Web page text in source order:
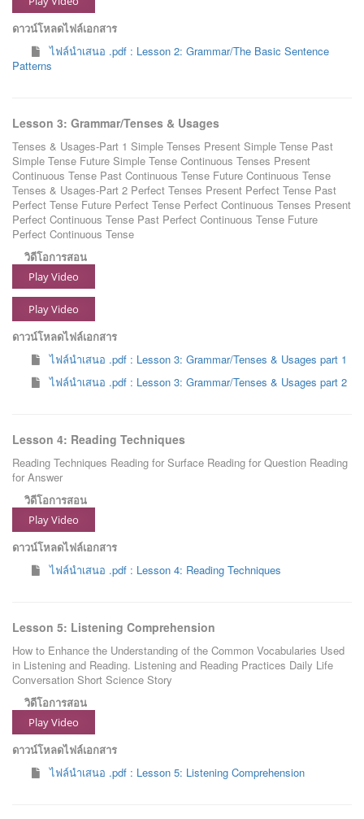
ดาวน์โหลดไฟล์เอกสาร
ไฟล์นำเสนอ .pdf : Lesson 2: Grammar/The Basic Sentence
Patterns
Lesson 3: Grammar/Tenses & Usages
Tenses & Usages-Part 1 Simple Tenses Present Simple Tense Past
Simple Tense Future Simple Tense Continuous Tenses Present
Continuous Tense Past Continuous Tense Future Continuous Tense
Tenses & Usages-Part 2 Perfect Tenses Present Perfect Tense Past
Perfect Tense Future Perfect Tense Perfect Continuous Tenses Present
Perfect Continuous Tense Past Perfect Continuous Tense Future
Perfect Continuous Tense
วิดีโอการสอน
Play Video
Play Video
ดาวน์โหลดไฟล์เอกสาร
ไฟล์นำเสนอ .pdf : Lesson 3: Grammar/Tenses & Usages part 1
ไฟล์นำเสนอ .pdf : Lesson 3: Grammar/Tenses & Usages part 2
Lesson 4: Reading Techniques
Reading Techniques Reading for Surface Reading for Question Reading
for Answer
วิดีโอการสอน
Play Video
ดาวน์โหลดไฟล์เอกสาร
ไฟล์นำเสนอ .pdf : Lesson 4: Reading Techniques
Lesson 5: Listening Comprehension
How to Enhance the Understanding of the Common Vocabularies Used
in Listening and Reading. Listening and Reading Practices Daily Life
Conversation Short Science Story
วิดีโอการสอน
Play Video
ดาวน์โหลดไฟล์เอกสาร
ไฟล์นำเสนอ .pdf : Lesson 5: Listening Comprehension